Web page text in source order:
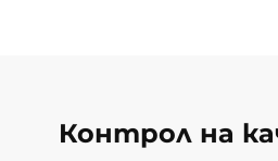
Контрол на